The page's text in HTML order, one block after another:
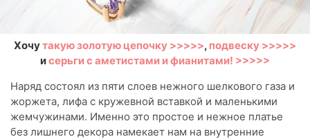
Хочутакую золотую цепочку >>>>>, подвеску >>>>>
исерьги с аметистами и фианитами! >>>>>
Наряд состоял из пяти слоев нежного шелкового газа и
жоржета, лифа с кружевной вставкой и маленькими
жемчужинами. Именно это простое и нежное платье
без лишнего декора намекает нам на внутренние